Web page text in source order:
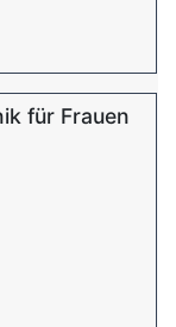
für Frauen